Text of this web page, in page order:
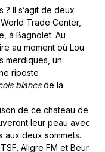
? Il s’agit de deux
Trade Center,
à Bagnolet. Au
au moment où Lou
merdiques, un
riposte
blancsde la
de ce chateau de
leur peau avec
deux sommets.
Aligre FM et Beur